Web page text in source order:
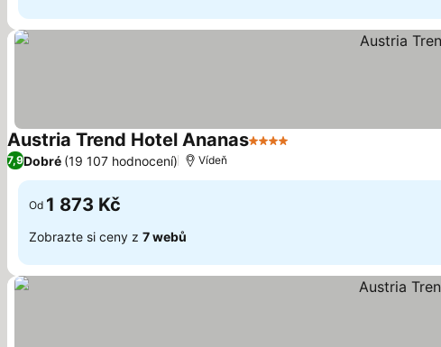
Austria Trend Hotel Ananas4 Počet hvězdiček
7,9Dobré (19 107 hodnocení) Vídeň
Od 1 873 Kč
Zobrazte si ceny z 7 webů